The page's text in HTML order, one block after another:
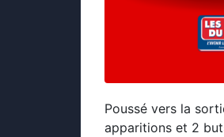
Poussé vers la
apparitions et 2